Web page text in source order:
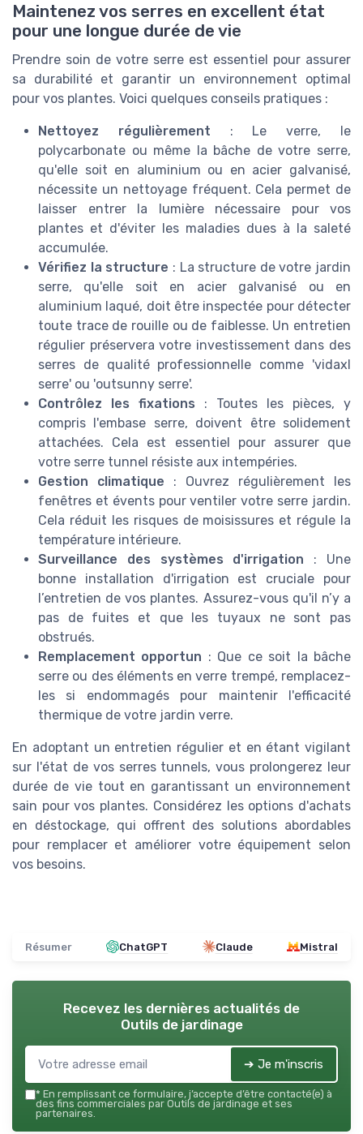
Maintenez vos serres en excellent état
pour une longue durée de vie
Prendre soin de votre serre est essentiel pour assurer
sa durabilité et garantir un environnement optimal
pour vos plantes. Voici quelques conseils pratiques :
Nettoyez régulièrement : Le verre, le
polycarbonate ou même la bâche de votre serre,
qu'elle soit en aluminium ou en acier galvanisé,
nécessite un nettoyage fréquent. Cela permet de
laisser entrer la lumière nécessaire pour vos
plantes et d'éviter les maladies dues à la saleté
accumulée.
Vérifiez la structure : La structure de votre jardin
serre, qu'elle soit en acier galvanisé ou en
aluminium laqué, doit être inspectée pour détecter
toute trace de rouille ou de faiblesse. Un entretien
régulier préservera votre investissement dans des
serres de qualité professionnelle comme 'vidaxl
serre' ou 'outsunny serre'.
Contrôlez les fixations : Toutes les pièces, y
compris l'embase serre, doivent être solidement
attachées. Cela est essentiel pour assurer que
votre serre tunnel résiste aux intempéries.
Gestion climatique : Ouvrez régulièrement les
fenêtres et évents pour ventiler votre serre jardin.
Cela réduit les risques de moisissures et régule la
température intérieure.
Surveillance des systèmes d'irrigation : Une
bonne installation d'irrigation est cruciale pour
l’entretien de vos plantes. Assurez-vous qu'il n’y a
pas de fuites et que les tuyaux ne sont pas
obstrués.
Remplacement opportun : Que ce soit la bâche
serre ou des éléments en verre trempé, remplacez-
les si endommagés pour maintenir l'efficacité
thermique de votre jardin verre.
En adoptant un entretien régulier et en étant vigilant
sur l'état de vos serres tunnels, vous prolongerez leur
durée de vie tout en garantissant un environnement
sain pour vos plantes. Considérez les options d'achats
en déstockage, qui offrent des solutions abordables
pour remplacer et améliorer votre équipement selon
vos besoins.
Résumer ChatGPT Claude Mistral
Recevez les dernières actualités de
Outils de jardinage
➔ Je m'inscris
* En remplissant ce formulaire, j’accepte d’être contacté(e) à
des fins commerciales par Outils de jardinage et ses
partenaires.